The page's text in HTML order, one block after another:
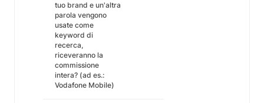
tuo brand e un'altra
parola vengono
usate come
keyword di
recerca,
riceveranno la
commissione
intera? (ad es.:
Vodafone Mobile)